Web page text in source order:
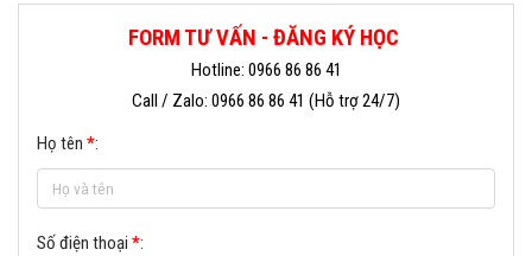
FORM TƯ VẤN - ĐĂNG KÝ HỌC
Hotline: 0966 86 86 41
Call / Zalo: 0966 86 86 41 (Hỗ trợ 24/7)
Họ tên *:
Số điện thoại *: